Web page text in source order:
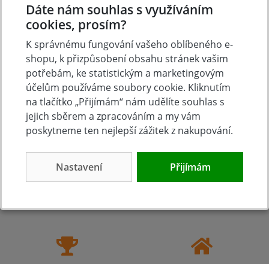
Hodnocení produktu
Přidejte vlastní hodnocení produktu a pomožte tak
dalším nakupujícím.
Hodnoťte.
Přidat vlastní hodnocení
Dáte nám souhlas s využíváním
cookies, prosím?
K správnému fungování vašeho oblíbeného e-
shopu, k přizpůsobení obsahu stránek vašim
potřebám, ke statistickým a marketingovým
účelům používáme soubory cookie. Kliknutím
na tlačítko „Přijímám“ nám udělíte souhlas s
jejich sběrem a zpracováním a my vám
poskytneme ten nejlepší zážitek z nakupování.
Nastavení Přijímám